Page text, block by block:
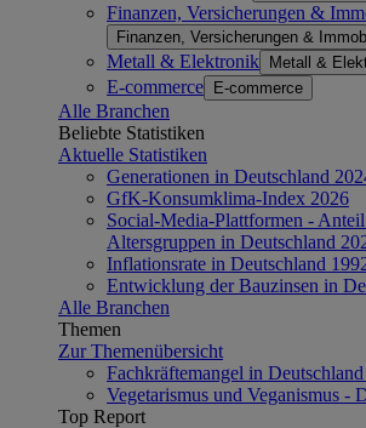
Finanzen, Versicherungen &
Finanzen, Versicherungen &
Metall & Elektronik Metall &
E-commerce E-commerce
Alle Branchen
Beliebte Statistiken
Aktuelle Statistiken
Generationen in Deutschland
GfK-Konsumklima-Index 2026
Social-Media-Plattformen -
Altersgruppen in Deutschland
Inflationsrate in Deutschland
Entwicklung der Bauzinsen in
Alle Branchen
Themen
Zur Themenübersicht
Fachkräftemangel in
Vegetarismus und Veganismus -
Top Report